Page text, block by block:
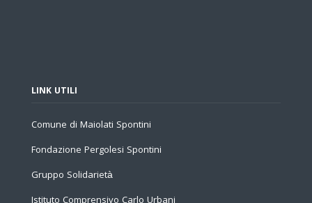
LINK UTILI
Comune di Maiolati Spontini
Fondazione Pergolesi Spontini
Gruppo Solidarietà